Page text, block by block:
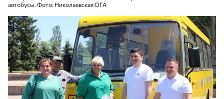
автобусы. Фото: Николаевская ОГА